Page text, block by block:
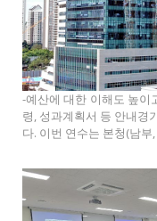
-예산에 대한 이해도 높이
령, 성과계획서 등 안내경
다. 이번 연수는 본청(남